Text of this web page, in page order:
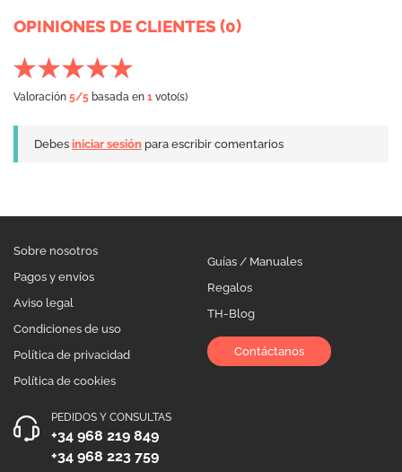
OPINIONES DE CLIENTES (0)
Valoración 5/5 basada en 1 voto(s)
Debes iniciar sesión para escribir comentarios
Sobre nosotros
Pagos y envíos
Aviso legal
Condiciones de uso
Política de privacidad
Política de cookies
Guías / Manuales
Regalos
TH-Blog
Contáctanos
PEDIDOS Y CONSULTAS
+34 968 219 849
+34 968 223 759